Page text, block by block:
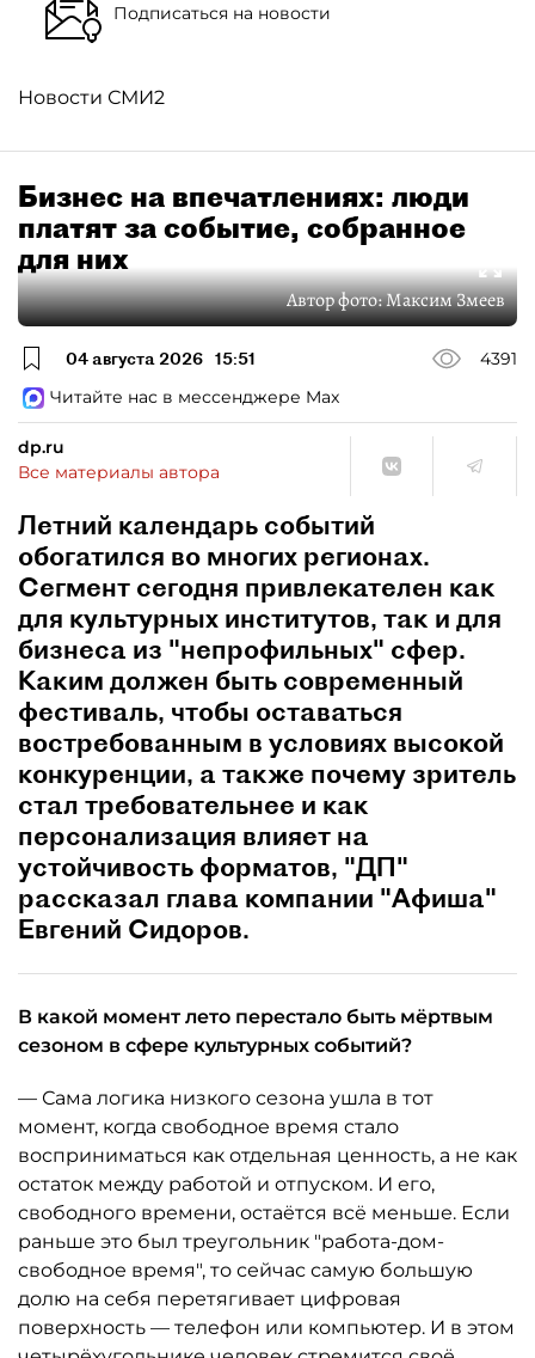
Подписаться на новости
Новости СМИ2
Бизнес на впечатлениях: люди
платят за событие, собранное
для них
Автор фото:Максим Змеев
04 августа 2026 15:51
4391
Читайте нас в мессенджере Max
dp.ru
Все материалы автора
Летний календарь событий
обогатился во многих регионах.
Сегмент сегодня привлекателен как
для культурных институтов, так и для
бизнеса из "непрофильных" сфер.
Каким должен быть современный
фестиваль, чтобы оставаться
востребованным в условиях высокой
конкуренции, а также почему зритель
стал требовательнее и как
персонализация влияет на
устойчивость форматов, "ДП"
рассказал глава компании "Афиша"
Евгений Сидоров.
В какой момент лето перестало быть мёртвым
сезоном в сфере культурных событий?
— Сама логика низкого сезона ушла в тот
момент, когда свободное время стало
восприниматься как отдельная ценность, а не как
остаток между работой и отпуском. И его,
свободного времени, остаётся всё меньше. Если
раньше это был треугольник "работа-дом-
свободное время", то сейчас самую большую
долю на себя перетягивает цифровая
поверхность — телефон или компьютер. И в этом